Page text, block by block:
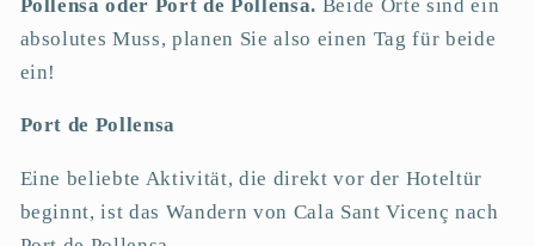
Pollensa oder Port de Pollensa. Beide Orte sind ein
absolutes Muss, planen Sie also einen Tag für beide
ein!
Port de Pollensa
Eine beliebte Aktivität, die direkt vor der Hoteltür
beginnt, ist das Wandern von Cala Sant Vicenç nach